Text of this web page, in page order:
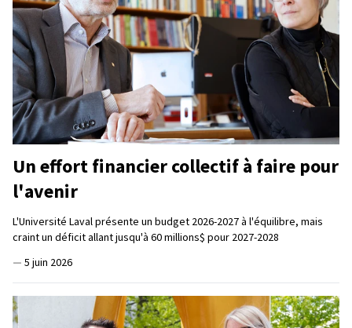
Un effort financier collectif à faire pour
l'avenir
L'Université Laval présente un budget 2026-2027 à l'équilibre, mais
craint un déficit allant jusqu'à 60 millions$ pour 2027-2028
— 5 juin 2026